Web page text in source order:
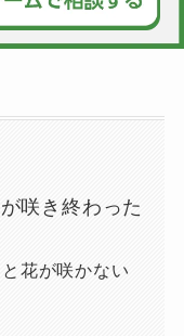
咲き終わった
花が咲かない